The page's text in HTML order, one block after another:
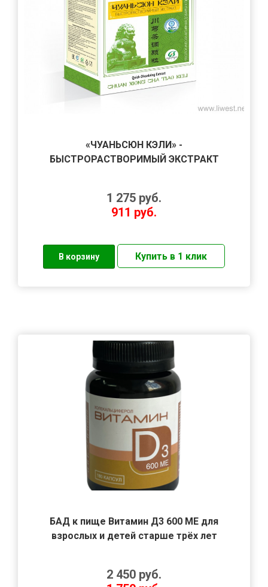
«ЧУАНЬСЮН КЭЛИ» -
БЫСТРОРАСТВОРИМЫЙ ЭКСТРАКТ
1 275 руб.
911 руб.
БАД к пище Витамин Д3 600 МЕ для
взрослых и детей старше трёх лет
2 450 руб.